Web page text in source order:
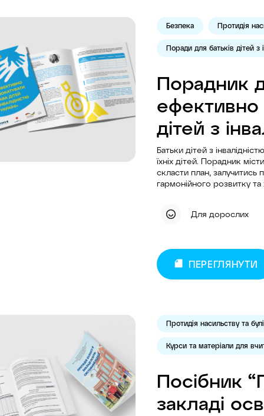
Безпека Протидія
Поради для батьків дітей з
Порадник
ефективно
дітей з
Батьки дітей з
їхніх дітей. Порадник
скласти план,
гармонійного розвитку та
Для дорослих
ПЕРЕГЛЯНУТИ
Протидія насильству та
Курси та матеріали для
Посібник
закладі